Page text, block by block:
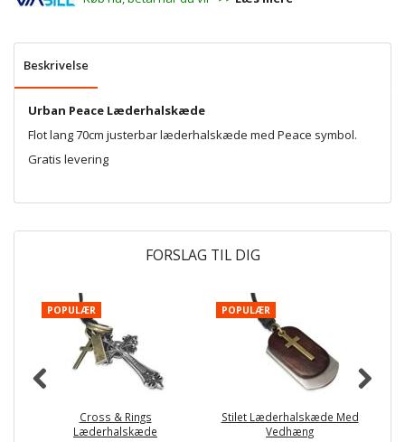
Beskrivelse
Urban Peace Læderhalskæde
Flot lang 70cm justerbar læderhalskæde med Peace symbol.
Gratis levering
FORSLAG TIL DIG
POPULÆR
Cross & Rings
Læderhalskæde
POPULÆR
Stilet Læderhalskæde Med
Vedhæng